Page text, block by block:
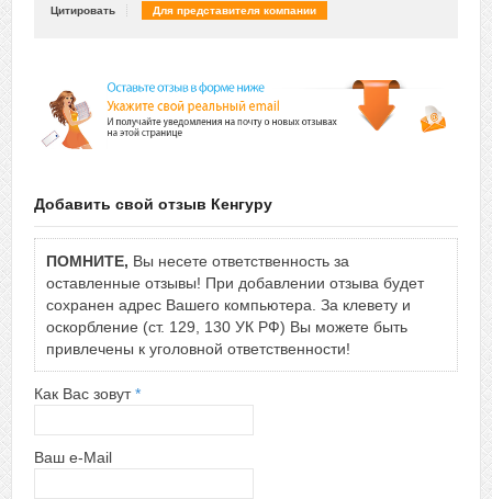
Цитировать
Для представителя компании
Добавить свой отзыв Кенгуру
ПОМНИТЕ, Вы несете ответственность за
оставленные отзывы! При добавлении отзыва будет
сохранен адрес Вашего компьютера. За клевету и
оскорбление (ст. 129, 130 УК РФ) Вы можете быть
привлечены к уголовной ответственности!
Как Вас зовут*
Ваш e-Mail